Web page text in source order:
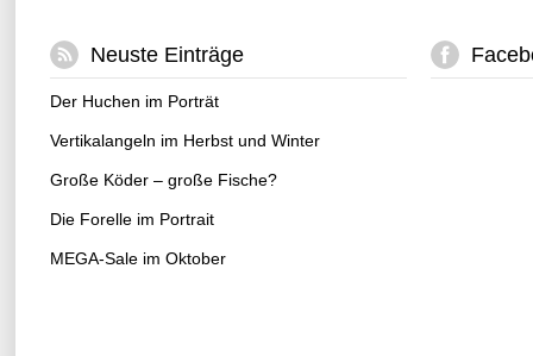
Neuste Einträge
Der Huchen im Porträt
Vertikalangeln im Herbst und Winter
Große Köder – große Fische?
Die Forelle im Portrait
MEGA-Sale im Oktober